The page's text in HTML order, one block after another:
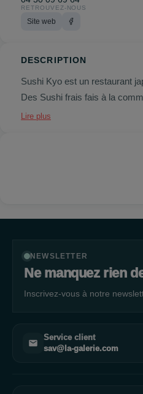
RETROUVEZ-NOUS
Site web
DESCRIPTION
Sushi Kyo est un restaurant
Des Sushi frais fais à la
Lire plus
NEWSLETTER
Ne manquez rien
Inscrivez-vous à notre
Service client
sav@la-galerie.com